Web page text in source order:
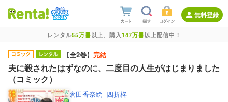
無料登録
レンタル55万冊以上、購入147万冊以上配信中！
【全2巻】 完結
夫に殺されたはずなのに、二度目の人生がはじまりました
（コミック）
倉田香奈絵 四折柊